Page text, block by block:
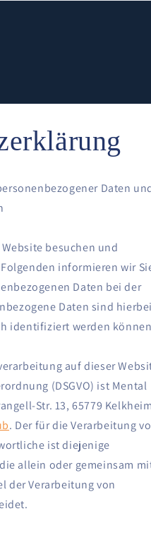
Daten
besuchen und
informieren wir
Daten bei der
Daten sind
identifiziert werden
auf dieser
(DSGVO) ist Mental
Str. 13, 65779
. Der für die Verarbeitung
ist diejenige
allein oder gemeinsam
der Verarbeitung von